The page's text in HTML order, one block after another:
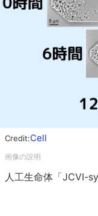
Credit:Cell
人工生命体「JCVI-